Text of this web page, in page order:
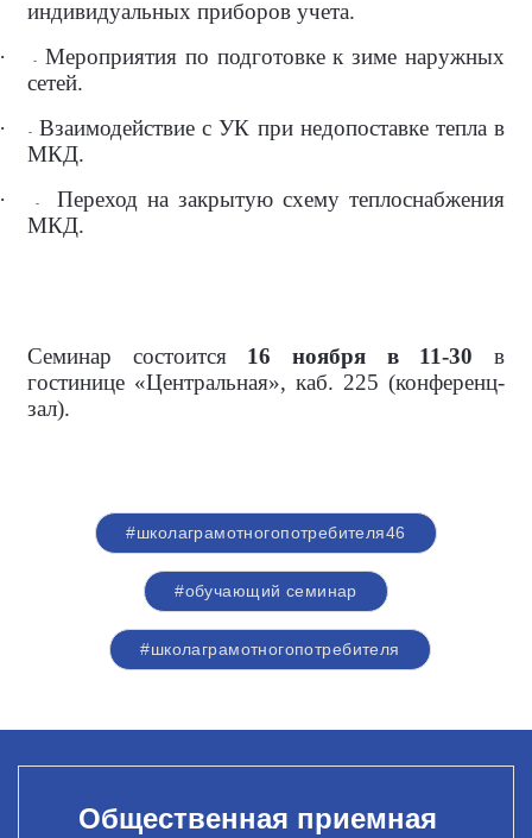
индивидуальных приборов учета.
· - Мероприятия по подготовке к зиме наружных
сетей.
· - Взаимодействие с УК при недопоставке тепла в
МКД.
· - Переход на закрытую схему теплоснабжения
МКД.
Семинар состоится 16 ноября в 11-30 в
гостинице «Центральная», каб. 225 (конференц-
зал).
#школаграмотногопотребителя46
#обучающий семинар
#школаграмотногопотребителя
Общественная приемная